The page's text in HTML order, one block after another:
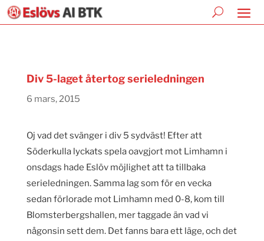
Div 5-laget återtog serieledningen
6 mars, 2015
Oj vad det svänger i div 5 sydväst! Efter att
Söderkulla lyckats spela oavgjort mot Limhamn i
onsdags hade Eslöv möjlighet att ta tillbaka
serieledningen. Samma lag som för en vecka
sedan förlorade mot Limhamn med 0-8, kom till
Blomsterbergshallen, mer taggade än vad vi
någonsin sett dem. Det fanns bara ett läge, och det